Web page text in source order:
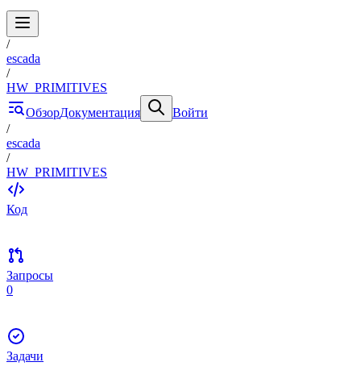
/
escada
/
HW_PRIMITIVES
ОбзорДокументация
Войти
/
escada
/
HW_PRIMITIVES
Код
Запросы
0
Задачи